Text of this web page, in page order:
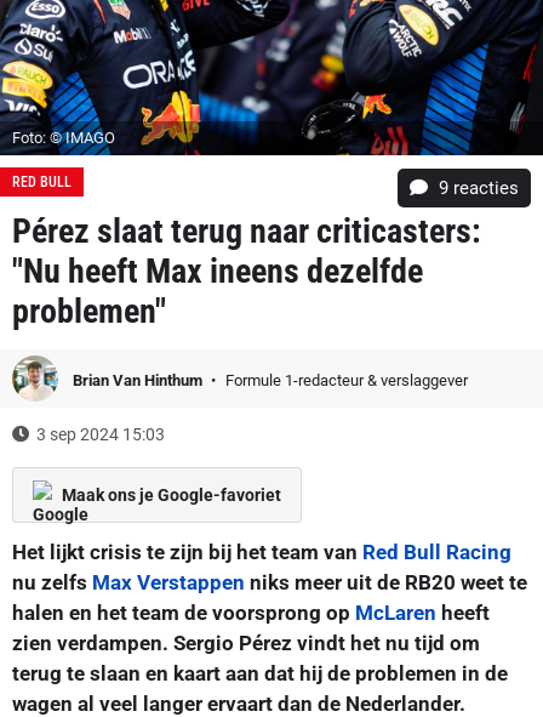
Foto: © IMAGO
RED BULL 9 reacties
Pérez slaat terug naar criticasters:
"Nu heeft Max ineens dezelfde
problemen"
Brian Van Hinthum Formule 1-redacteur & verslaggever
3 sep 2024 15:03
Maak ons je Google-favoriet
Het lijkt crisis te zijn bij het team van Red Bull Racing
nu zelfs Max Verstappen niks meer uit de RB20 weet te
halen en het team de voorsprong op McLaren heeft
zien verdampen. Sergio Pérez vindt het nu tijd om
terug te slaan en kaart aan dat hij de problemen in de
wagen al veel langer ervaart dan de Nederlander.